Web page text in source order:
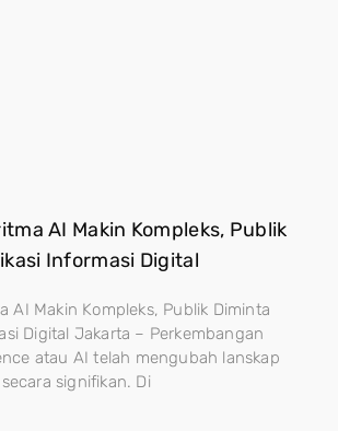
AI Makin Kompleks, Publik
Informasi Digital
AI Makin Kompleks, Publik Diminta
Digital Jakarta – Perkembangan
atau AI telah mengubah lanskap
signifikan. Di